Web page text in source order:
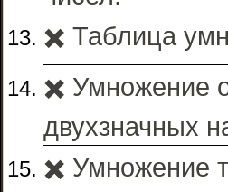
✖️ Таблица
✖️ Умножение
двухзначных
✖️ Умножение